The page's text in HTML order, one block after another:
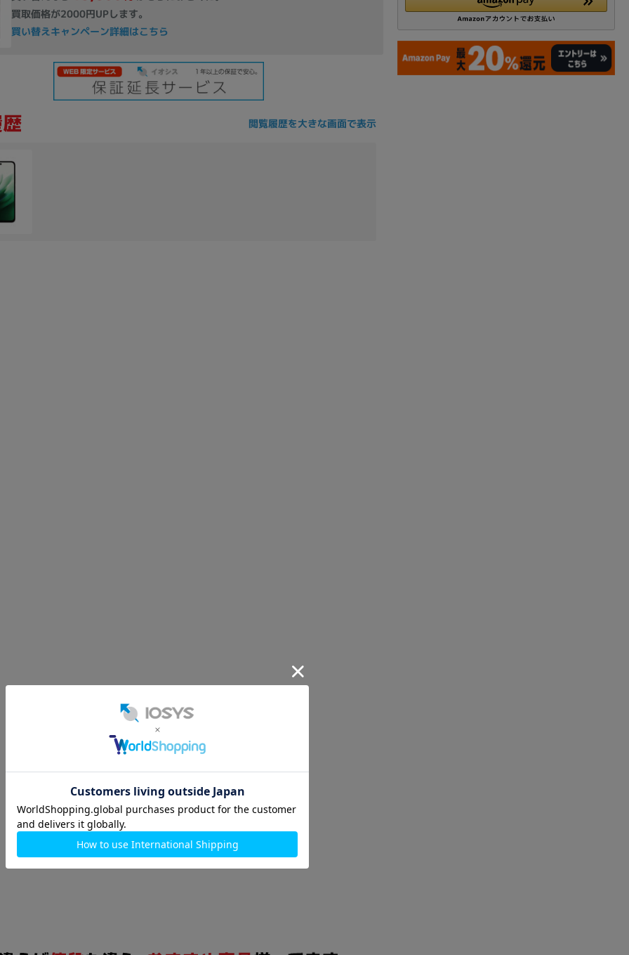
買取価格が2000円UPします。
買い替えキャンペーン詳細はこちら
閲覧履歴を大きな画面で表示
年